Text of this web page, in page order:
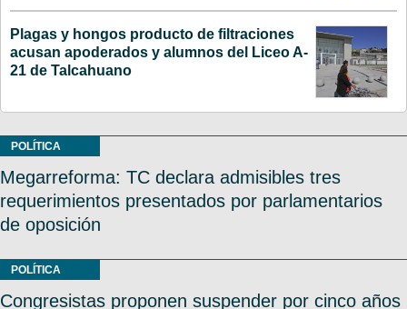
Plagas y hongos producto de filtraciones
acusan apoderados y alumnos del Liceo A-
21 de Talcahuano
POLÍTICA
Megarreforma: TC declara admisibles tres
requerimientos presentados por parlamentarios
de oposición
POLÍTICA
Congresistas proponen suspender por cinco años